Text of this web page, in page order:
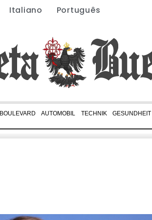
Italiano Português
BOULEVARD AUTOMOBIL TECHNIK GESUNDHEIT